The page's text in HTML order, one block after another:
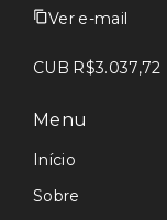
Ver e-mail
CUB R$3.037,72
Menu
Início
Sobre